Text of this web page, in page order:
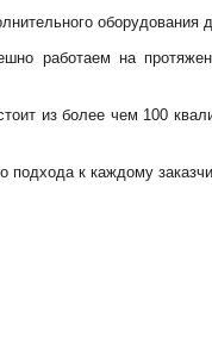
оборудования
работаем на
из более чем 100
подхода к каждому